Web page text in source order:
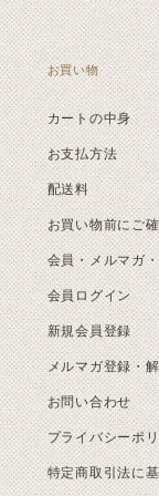
お買い物
カートの中身
お支払方法
配送料
お買い物前にご
会員・メルマガ
会員ログイン
新規会員登録
メルマガ登録・
お問い合わせ
プライバシーポ
特定商取引法に